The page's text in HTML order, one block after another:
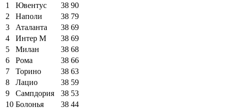
1
Ювентус 38 90
2
Наполи 38 79
3
Аталанта 38 69
4
Интер М 38 69
5
Милан 38 68
6
Рома 38 66
7
Торино 38 63
8
Лацио 38 59
9
Сампдория 38 53
10 Болонья 38 44